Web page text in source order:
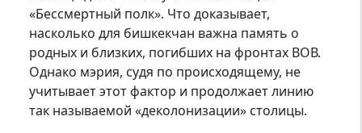
«Бессмертный полк». Что доказывает,
насколько для бишкекчан важна память о
родных и близких, погибших на фронтах ВОВ.
Однако мэрия, судя по происходящему, не
учитывает этот фактор и продолжает линию
так называемой «деколонизации» столицы.